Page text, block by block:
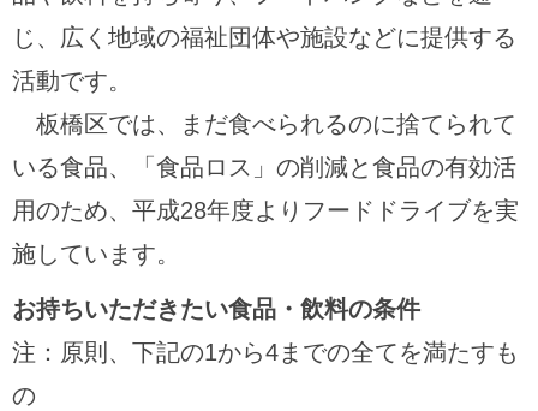
じ、広く地域の福祉団体や施設などに提供する
活動です。
板橋区では、まだ食べられるのに捨てられて
いる食品、「食品ロス」の削減と食品の有効活
用のため、平成28年度よりフードドライブを実
施しています。
お持ちいただきたい食品・飲料の条件
注：原則、下記の1から4までの全てを満たすも
の